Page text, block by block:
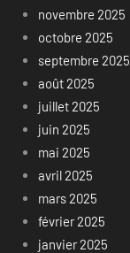
novembre 2025
octobre 2025
septembre 2025
août 2025
juillet 2025
juin 2025
mai 2025
avril 2025
mars 2025
février 2025
janvier 2025